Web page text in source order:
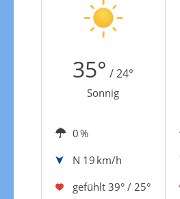
35° / 24°
Sonnig
0 %
N 19 km/h
gefühlt 39° / 25°
Zur